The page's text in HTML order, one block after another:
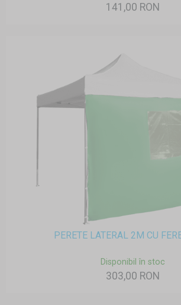
141,00 RON
PERETE LATERAL 2M CU
Disponibil în stoc
303,00 RON